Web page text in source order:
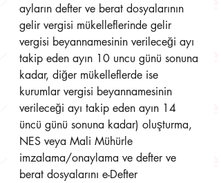
ayların defter ve berat dosyalarının
gelir vergisi mükelleflerinde gelir
vergisi beyannamesinin verileceği ayı
takip eden ayın 10 uncu günü sonuna
kadar, diğer mükelleflerde ise
kurumlar vergisi beyannamesinin
verileceği ayı takip eden ayın 14
üncü günü sonuna kadar) oluşturma,
NES veya Mali Mühürle
imzalama/onaylama ve defter ve
berat dosyalarını e-Defter